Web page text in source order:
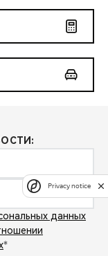
данных
*
Privacy notice